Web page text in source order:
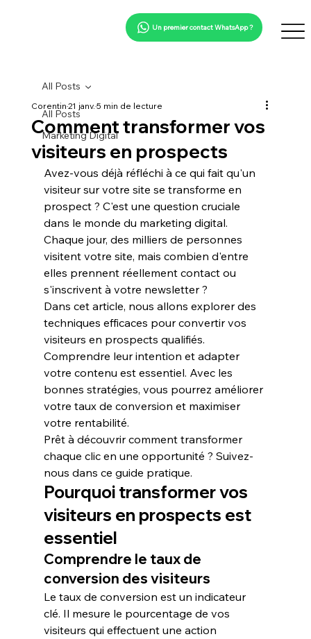
Un premier contact WhatsApp ?
All Posts
Marketing Digital
All Posts
Comment transformer vos
visiteurs en prospects
Corentin21 janv.5 min de lecture
Avez-vous déjà réfléchi à ce qui fait qu'un
visiteur sur votre site se transforme en
prospect ? C'est une question cruciale
dans le monde du marketing digital.
Chaque jour, des milliers de personnes
visitent votre site, mais combien d'entre
elles prennent réellement contact ou
s'inscrivent à votre newsletter ?
Dans cet article, nous allons explorer des
techniques efficaces pour convertir vos
visiteurs en prospects qualifiés.
Comprendre leur intention et adapter
votre contenu est essentiel. Avec les
bonnes stratégies, vous pourrez améliorer
votre taux de conversion et maximiser
votre rentabilité.
Prêt à découvrir comment transformer
chaque clic en une opportunité ? Suivez-
nous dans ce guide pratique.
Pourquoi transformer vos
visiteurs en prospects est
essentiel
Comprendre le taux de
conversion des visiteurs
Le taux de conversion est un indicateur
clé. Il mesure le pourcentage de vos
visiteurs qui effectuent une action